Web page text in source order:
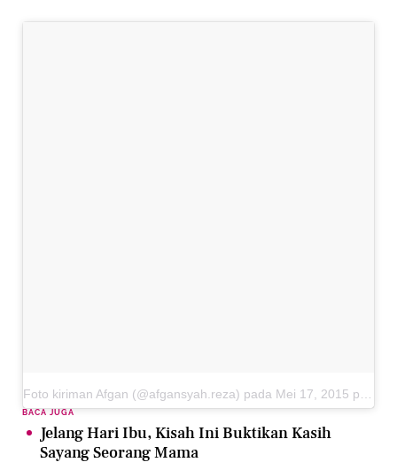
Foto kiriman Afgan (@afgansyah.reza) pada Mei 17, 2015 pada 5:59 PDT
BACA JUGA
Jelang Hari Ibu, Kisah Ini Buktikan Kasih
Sayang Seorang Mama